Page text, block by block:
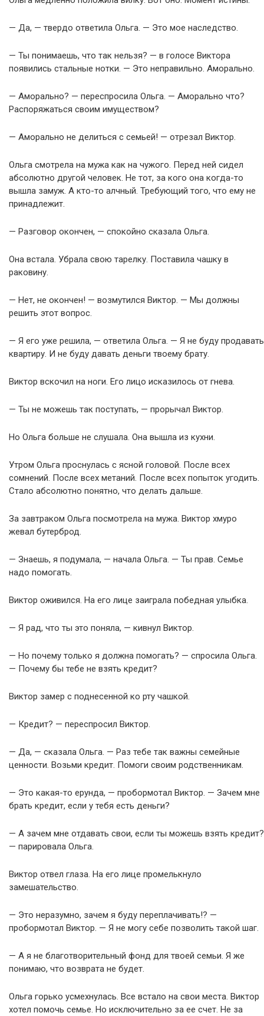
— Да, — твердо ответила Ольга. — Это мое наследство.
— Ты понимаешь, что так нельзя? — в голосе Виктора
появились стальные нотки. — Это неправильно. Аморально.
— Аморально? — переспросила Ольга. — Аморально что?
Распоряжаться своим имуществом?
— Аморально не делиться с семьей! — отрезал Виктор.
Ольга смотрела на мужа как на чужого. Перед ней сидел
абсолютно другой человек. Не тот, за кого она когда-то
вышла замуж. А кто-то алчный. Требующий того, что ему не
принадлежит.
— Разговор окончен, — спокойно сказала Ольга.
Она встала. Убрала свою тарелку. Поставила чашку в
раковину.
— Нет, не окончен! — возмутился Виктор. — Мы должны
решить этот вопрос.
— Я его уже решила, — ответила Ольга. — Я не буду продавать
квартиру. И не буду давать деньги твоему брату.
Виктор вскочил на ноги. Его лицо исказилось от гнева.
— Ты не можешь так поступать, — прорычал Виктор.
Но Ольга больше не слушала. Она вышла из кухни.
Утром Ольга проснулась с ясной головой. После всех
сомнений. После всех метаний. После всех попыток угодить.
Стало абсолютно понятно, что делать дальше.
За завтраком Ольга посмотрела на мужа. Виктор хмуро
жевал бутерброд.
— Знаешь, я подумала, — начала Ольга. — Ты прав. Семье
надо помогать.
Виктор оживился. На его лице заиграла победная улыбка.
— Я рад, что ты это поняла, — кивнул Виктор.
— Но почему только я должна помогать? — спросила Ольга.
— Почему бы тебе не взять кредит?
Виктор замер с поднесенной ко рту чашкой.
— Кредит? — переспросил Виктор.
— Да, — сказала Ольга. — Раз тебе так важны семейные
ценности. Возьми кредит. Помоги своим родственникам.
— Это какая-то ерунда, — пробормотал Виктор. — Зачем мне
брать кредит, если у тебя есть деньги?
— А зачем мне отдавать свои, если ты можешь взять кредит?
— парировала Ольга.
Виктор отвел глаза. На его лице промелькнуло
замешательство.
— Это неразумно, зачем я буду переплачивать!? —
пробормотал Виктор. — Я не могу себе позволить такой шаг.
— А я не благотворительный фонд для твоей семьи. Я же
понимаю, что возврата не будет.
Ольга горько усмехнулась. Все встало на свои места. Виктор
хотел помочь семье. Но исключительно за ее счет. Не за